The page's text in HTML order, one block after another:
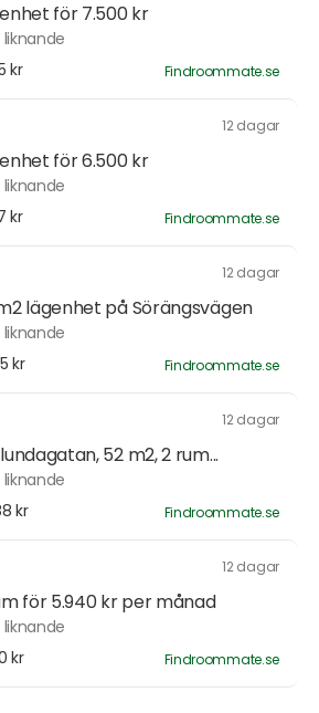
för 7.500 kr
liknande
kr
Findroommate.se
12 dagar
för 6.500 kr
liknande
kr
Findroommate.se
12 dagar
lägenhet på Sörängsvägen
liknande
kr
Findroommate.se
12 dagar
52 m2, 2 rum...
liknande
kr
Findroommate.se
12 dagar
för 5.940 kr per månad
liknande
kr
Findroommate.se